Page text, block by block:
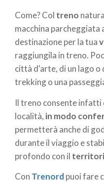
Come? Col treno
macchina parcheggiata
destinazione per la tua
raggiungila in treno.
città d'arte, di un lago o
trekking o una
Il treno consente
località, in modo
permetterà anche di
durante il viaggio e
profondo con il
Con Trenord puoi fare